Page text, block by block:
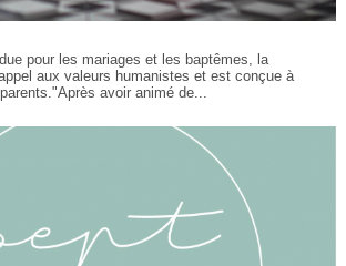
pour les mariages et les baptêmes, la
aux valeurs humanistes et est conçue à
avoir animé de...